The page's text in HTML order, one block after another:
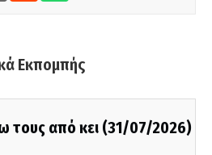
Εκπομπής
τους από κει (31/07/2026)